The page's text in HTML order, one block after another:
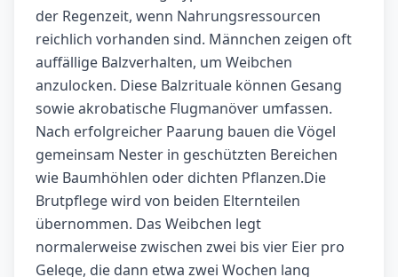
der Regenzeit, wenn Nahrungsressourcen
reichlich vorhanden sind. Männchen zeigen oft
auffällige Balzverhalten, um Weibchen
anzulocken. Diese Balzrituale können Gesang
sowie akrobatische Flugmanöver umfassen.
Nach erfolgreicher Paarung bauen die Vögel
gemeinsam Nester in geschützten Bereichen
wie Baumhöhlen oder dichten Pflanzen.Die
Brutpflege wird von beiden Elternteilen
übernommen. Das Weibchen legt
normalerweise zwischen zwei bis vier Eier pro
Gelege, die dann etwa zwei Wochen lang